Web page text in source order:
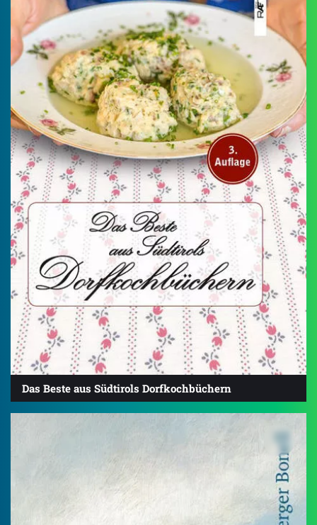
Das Beste aus Südtirols Dorfkochbüchern